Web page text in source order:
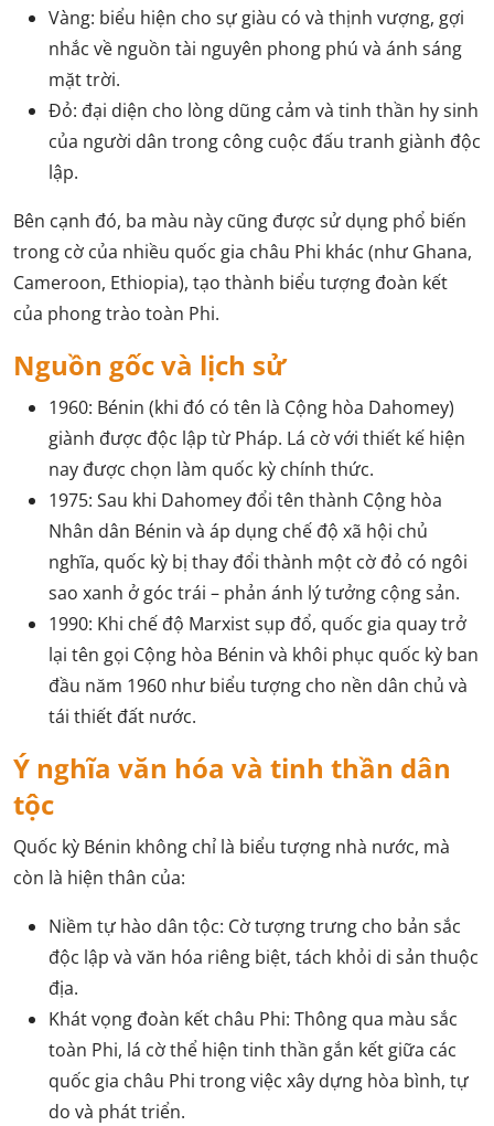
Vàng: biểu hiện cho sự giàu có và thịnh vượng, gợi
nhắc về nguồn tài nguyên phong phú và ánh sáng
mặt trời.
Đỏ: đại diện cho lòng dũng cảm và tinh thần hy sinh
của người dân trong công cuộc đấu tranh giành độc
lập.
Bên cạnh đó, ba màu này cũng được sử dụng phổ biến
trong cờ của nhiều quốc gia châu Phi khác (như Ghana,
Cameroon, Ethiopia), tạo thành biểu tượng đoàn kết
của phong trào toàn Phi.
Nguồn gốc và lịch sử
1960: Bénin (khi đó có tên là Cộng hòa Dahomey)
giành được độc lập từ Pháp. Lá cờ với thiết kế hiện
nay được chọn làm quốc kỳ chính thức.
1975: Sau khi Dahomey đổi tên thành Cộng hòa
Nhân dân Bénin và áp dụng chế độ xã hội chủ
nghĩa, quốc kỳ bị thay đổi thành một cờ đỏ có ngôi
sao xanh ở góc trái – phản ánh lý tưởng cộng sản.
1990: Khi chế độ Marxist sụp đổ, quốc gia quay trở
lại tên gọi Cộng hòa Bénin và khôi phục quốc kỳ ban
đầu năm 1960 như biểu tượng cho nền dân chủ và
tái thiết đất nước.
Ý nghĩa văn hóa và tinh thần dân
tộc
Quốc kỳ Bénin không chỉ là biểu tượng nhà nước, mà
còn là hiện thân của:
Niềm tự hào dân tộc: Cờ tượng trưng cho bản sắc
độc lập và văn hóa riêng biệt, tách khỏi di sản thuộc
địa.
Khát vọng đoàn kết châu Phi: Thông qua màu sắc
toàn Phi, lá cờ thể hiện tinh thần gắn kết giữa các
quốc gia châu Phi trong việc xây dựng hòa bình, tự
do và phát triển.